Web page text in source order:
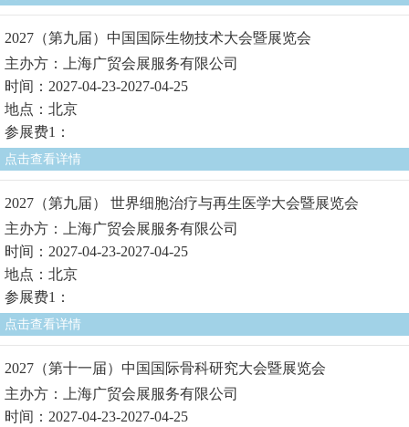
2027（第九届）中国国际生物技术大会暨展览会
主办方：上海广贸会展服务有限公司
时间：2027-04-23-2027-04-25
地点：北京
参展费1：
点击查看详情
2027（第九届） 世界细胞治疗与再生医学大会暨展览会
主办方：上海广贸会展服务有限公司
时间：2027-04-23-2027-04-25
地点：北京
参展费1：
点击查看详情
2027（第十一届）中国国际骨科研究大会暨展览会
主办方：上海广贸会展服务有限公司
时间：2027-04-23-2027-04-25